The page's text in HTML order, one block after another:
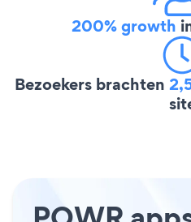
200% growth
Bezoekers brachten